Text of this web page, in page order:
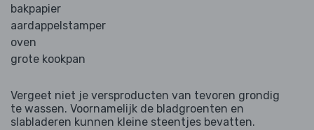
bakpapier
aardappelstamper
oven
grote kookpan
Vergeet niet je versproducten van tevoren grondig
te wassen. Voornamelijk de bladgroenten en
slabladeren kunnen kleine steentjes bevatten.